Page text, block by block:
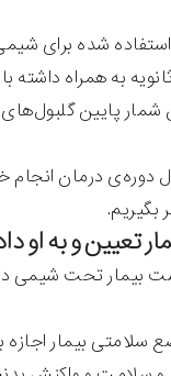
شده برای
به همراه داشته
پایین
درمان
بگیریم.
تحت شیمی
سلامتی بیمار